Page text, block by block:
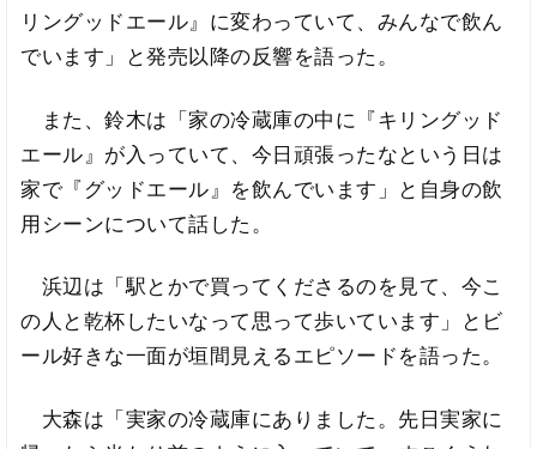
リングッドエール』に変わっていて、みんなで飲ん
でいます」と発売以降の反響を語った。
また、鈴木は「家の冷蔵庫の中に『キリングッド
エール』が入っていて、今日頑張ったなという日は
家で『グッドエール』を飲んでいます」と自身の飲
用シーンについて話した。
浜辺は「駅とかで買ってくださるのを見て、今こ
の人と乾杯したいなって思って歩いています」とビ
ール好きな一面が垣間見えるエピソードを語った。
大森は「実家の冷蔵庫にありました。先日実家に